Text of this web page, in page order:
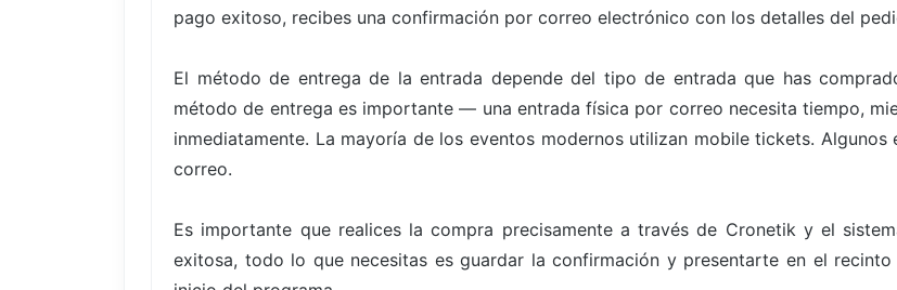
pago exitoso, recibes una confirmación por correo electrónico con los detalles del
El método de entrega de la entrada depende del tipo de entrada que has
método de entrega es importante — una entrada física por correo necesita tiempo,
inmediatamente. La mayoría de los eventos modernos utilizan mobile tickets.
correo.
Es importante que realices la compra precisamente a través de Cronetik y el
exitosa, todo lo que necesitas es guardar la confirmación y presentarte en el